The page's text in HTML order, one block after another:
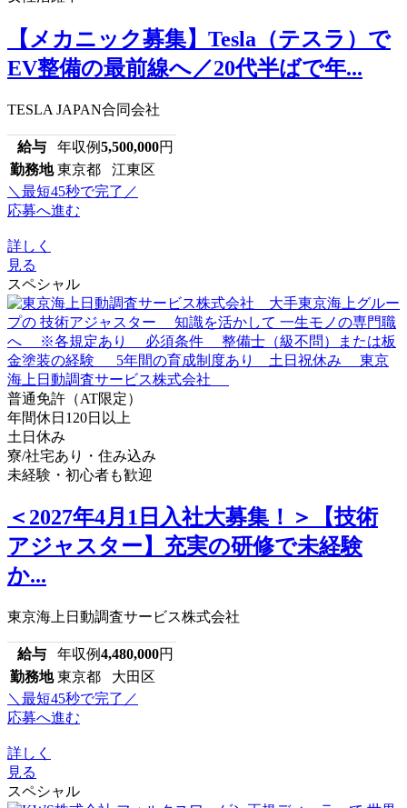
【メカニック募集】Tesla（テスラ）で
EV整備の最前線へ／20代半ばで年...
TESLA JAPAN合同会社
給与 年収例5,500,000円
勤務地 東京都 江東区
＼最短45秒で完了／
応募へ進む
詳しく
見る
スペシャル
普通免許（AT限定）
年間休日120日以上
土日休み
寮/社宅あり・住み込み
未経験・初心者も歓迎
＜2027年4月1日入社大募集！＞【技術
アジャスター】充実の研修で未経験
か...
東京海上日動調査サービス株式会社
給与 年収例4,480,000円
勤務地 東京都 大田区
＼最短45秒で完了／
応募へ進む
詳しく
見る
スペシャル